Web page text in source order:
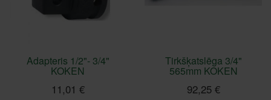
Adapteris 1/2"- 3/4"
KOKEN
11,01 €
Tirkšķatslēga 3/4"
565mm KOKEN
92,25 €